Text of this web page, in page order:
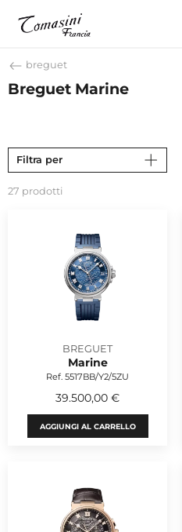
breguet
Breguet Marine
Filtra per
27 prodotti
BREGUET
Marine
Ref. 5517BB/Y2/5ZU
39.500,00 €
AGGIUNGI AL CARRELLO